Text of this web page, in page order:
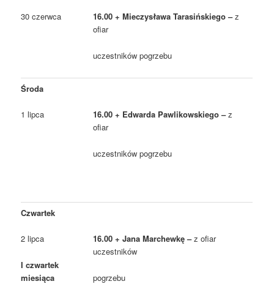
30 czerwca 16.00 + Mieczysława Tarasińskiego –z
ofiar
uczestników pogrzebu
Środa
1 lipca 16.00 + Edwarda Pawlikowskiego –z
ofiar
uczestników pogrzebu
Czwartek
2 lipca
I czwartek
miesiąca
16.00 + Jana Marchewkę –z ofiar
uczestników
pogrzebu